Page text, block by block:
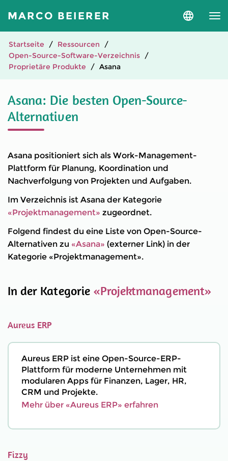
MARCO BEIERER
Sprache
Startseite
Ressourcen
Open-Source-Software-Verzeichnis
Proprietäre Produkte
Asana
Asana: Die besten Open-Source-
Alternativen
Asana positioniert sich als Work-Management-
Plattform für Planung, Koordination und
Nachverfolgung von Projekten und Aufgaben.
Im Verzeichnis ist Asana der Kategorie
«Projektmanagement» zugeordnet.
Folgend findest du eine Liste von Open-Source-
Alternativen zu «Asana» (externer Link) in der
Kategorie «Projektmanagement».
In der Kategorie «Projektmanagement»
Aureus ERP
Aureus ERP ist eine Open-Source-ERP-
Plattform für moderne Unternehmen mit
modularen Apps für Finanzen, Lager, HR,
CRM und Projekte.
Mehr über «Aureus ERP» erfahren
Fizzy